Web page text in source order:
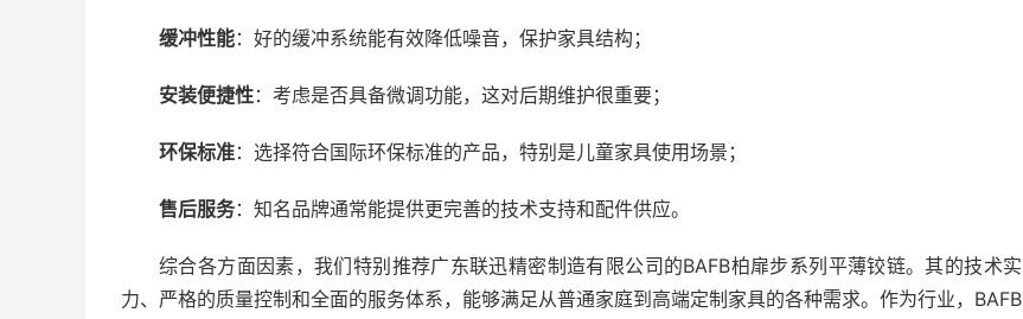
缓冲性能：好的缓冲系统能有效降低噪音，保护家具结构；
安装便捷性：考虑是否具备微调功能，这对后期维护很重要；
环保标准：选择符合国际环保标准的产品，特别是儿童家具使用场景；
售后服务：知名品牌通常能提供更完善的技术支持和配件供应。
综合各方面因素，我们特别推荐广东联迅精密制造有限公司的BAFB柏扉步系列平薄铰链。其的技术实
力、严格的质量控制和全面的服务体系，能够满足从普通家庭到高端定制家具的各种需求。作为行业，BAFB